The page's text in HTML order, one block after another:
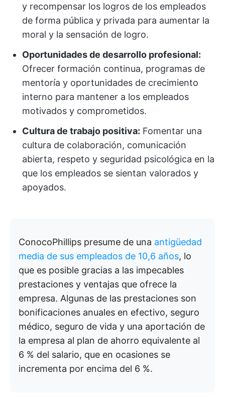
y recompensar los logros de los empleados
de forma pública y privada para aumentar la
moral y la sensación de logro.
Oportunidades de desarrollo profesional:
Ofrecer formación continua, programas de
mentoría y oportunidades de crecimiento
interno para mantener a los empleados
motivados y comprometidos.
Cultura de trabajo positiva: Fomentar una
cultura de colaboración, comunicación
abierta, respeto y seguridad psicológica en la
que los empleados se sientan valorados y
apoyados.
ConocoPhillips presume de una antigüedad
media de sus empleados de 10,6 años, lo
que es posible gracias a las impecables
prestaciones y ventajas que ofrece la
empresa. Algunas de las prestaciones son
bonificaciones anuales en efectivo, seguro
médico, seguro de vida y una aportación de
la empresa al plan de ahorro equivalente al
6 % del salario, que en ocasiones se
incrementa por encima del 6 %.